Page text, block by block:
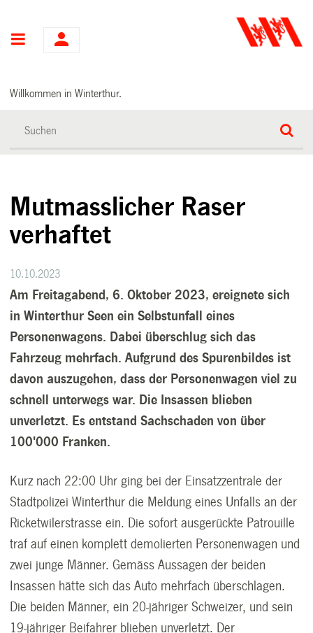
Hauptnavigation
Willkommen in Winterthur.
Mutmasslicher Raser
verhaftet
10.10.2023
Am Freitagabend, 6. Oktober 2023, ereignete sich
in Winterthur Seen ein Selbstunfall eines
Personenwagens. Dabei überschlug sich das
Fahrzeug mehrfach. Aufgrund des Spurenbildes ist
davon auszugehen, dass der Personenwagen viel zu
schnell unterwegs war. Die Insassen blieben
unverletzt. Es entstand Sachschaden von über
100'000 Franken.
Kurz nach 22:00 Uhr ging bei der Einsatzzentrale der
Stadtpolizei Winterthur die Meldung eines Unfalls an der
Ricketwilerstrasse ein. Die sofort ausgerückte Patrouille
traf auf einen komplett demolierten Personenwagen und
zwei junge Männer. Gemäss Aussagen der beiden
Insassen hätte sich das Auto mehrfach überschlagen.
Die beiden Männer, ein 20-jähriger Schweizer, und sein
19-jähriger Beifahrer blieben unverletzt. Der